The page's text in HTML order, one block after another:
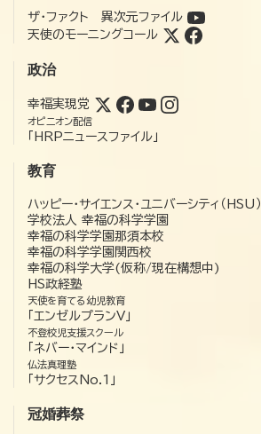
ザ・ファクト 異次元ファイル
天使のモーニングコール
政治
幸福実現党
オピニオン配信
「HRPニュースファイル」
教育
ハッピー・サイエンス・ユニバーシティ（HSU）
学校法人 幸福の科学学園
幸福の科学学園那須本校
幸福の科学学園関西校
幸福の科学大学(仮称/現在構想中)
HS政経塾
天使を育てる幼児教育
「エンゼルプランV」
不登校児支援スクール
「ネバー・マインド」
仏法真理塾
「サクセスNo.1」
冠婚葬祭